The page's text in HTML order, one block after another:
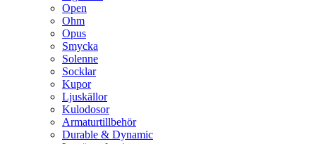
Open
Ohm
Opus
Smycka
Solenne
Socklar
Kupor
Ljuskällor
Kulodosor
Armaturtillbehör
Durable & Dynamic